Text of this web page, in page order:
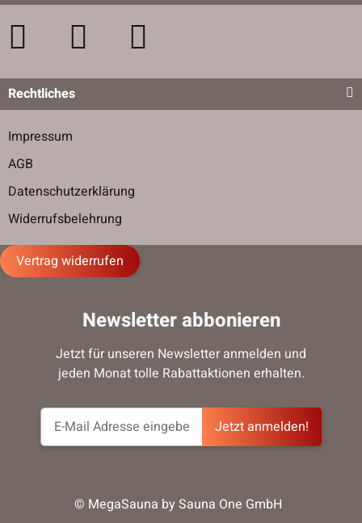
Rechtliches
Impressum
AGB
Datenschutzerklärung
Widerrufsbelehrung
Vertrag widerrufen
Newsletter abbonieren
Jetzt anmelden!
Jetzt für unseren Newsletter anmelden und
jeden Monat tolle Rabattaktionen erhalten.
© MegaSauna by Sauna One GmbH